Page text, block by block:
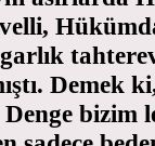
Demek
bizim